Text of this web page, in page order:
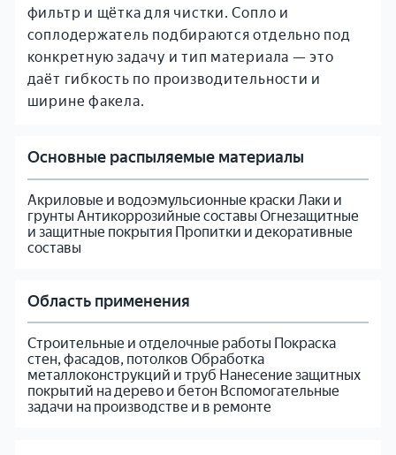
фильтр и щётка для чистки. Сопло и
соплодержатель подбираются отдельно под
конкретную задачу и тип материала — это
даёт гибкость по производительности и
ширине факела.
Основные распыляемые материалы
Акриловые и водоэмульсионные краски Лаки и
грунты Антикоррозийные составы Огнезащитные
и защитные покрытия Пропитки и декоративные
составы
Область применения
Строительные и отделочные работы Покраска
стен, фасадов, потолков Обработка
металлоконструкций и труб Нанесение защитных
покрытий на дерево и бетон Вспомогательные
задачи на производстве и в ремонте